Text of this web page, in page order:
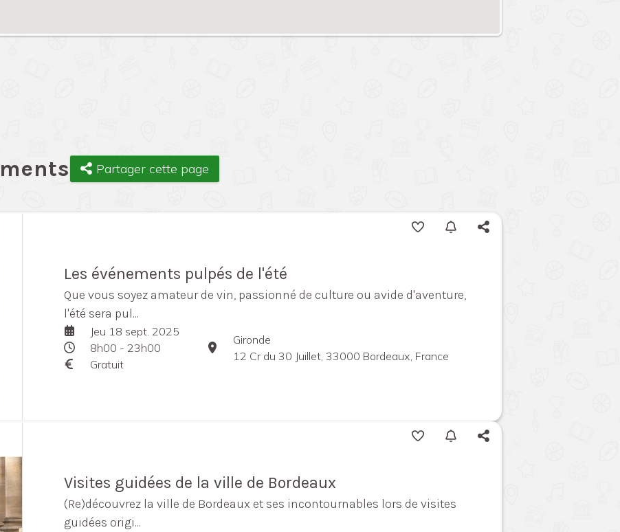
Partager cette page
Les événements pulpés de l'été
Que vous soyez amateur de vin, passionné de culture ou avide d'aventure,
l'été sera pul...
Jeu 18 sept. 2025
8h00 - 23h00
Gratuit
Gironde
12 Cr du 30 Juillet, 33000 Bordeaux, France
Visites guidées de la ville de Bordeaux
(Re)découvrez la ville de Bordeaux et ses incontournables lors de visites
guidées origi...